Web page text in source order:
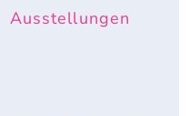
Ausstellungen